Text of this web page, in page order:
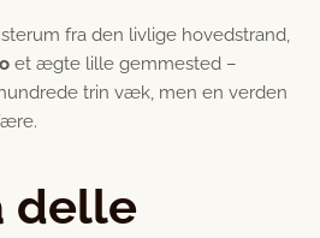
fra den livlige hovedstrand,
et ægte lille gemmested –
trin væk, men en verden
delle